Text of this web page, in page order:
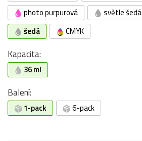
photo purpurová
světle šedá
šedá
CMYK
Kapacita:
36 ml
Balení:
1-pack 6-pack